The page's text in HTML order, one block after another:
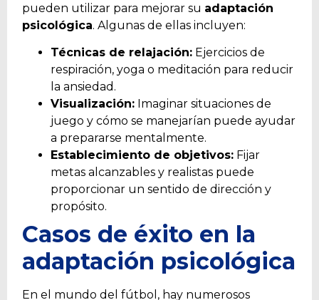
pueden utilizar para mejorar su adaptación
psicológica. Algunas de ellas incluyen:
Técnicas de relajación: Ejercicios de
respiración, yoga o meditación para reducir
la ansiedad.
Visualización: Imaginar situaciones de
juego y cómo se manejarían puede ayudar
a prepararse mentalmente.
Establecimiento de objetivos: Fijar
metas alcanzables y realistas puede
proporcionar un sentido de dirección y
propósito.
Casos de éxito en la
adaptación psicológica
En el mundo del fútbol, hay numerosos